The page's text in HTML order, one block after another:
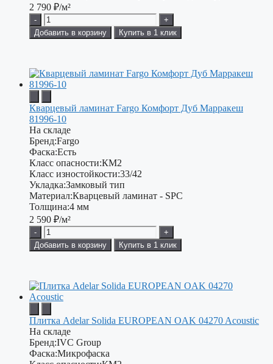
2 790 ₽/м²
-
+
Добавить в корзину
Купить в 1 клик
Кварцевый ламинат Fargo Комфорт Дуб Марракеш
81996-10
На складе
Бренд:Fargo
Фаска:Есть
Класс опасности:КМ2
Класс изностойкости:33/42
Укладка:Замковый тип
Материал:Кварцевый ламинат - SPC
Толщина:4 мм
2 590 ₽/м²
-
+
Добавить в корзину
Купить в 1 клик
Плитка Adelar Solida EUROPEAN OAK 04270 Acoustic
На складе
Бренд:IVC Group
Фаска:Микрофаска